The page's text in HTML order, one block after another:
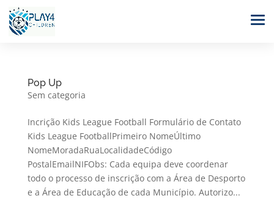
Pop Up
Sem categoria
Incrição Kids League Football Formulário de Contato
Kids League FootballPrimeiro NomeÚltimo
NomeMoradaRuaLocalidadeCódigo
PostalEmailNIFObs: Cada equipa deve coordenar
todo o processo de inscrição com a Área de Desporto
e a Área de Educação de cada Município. Autorizo...